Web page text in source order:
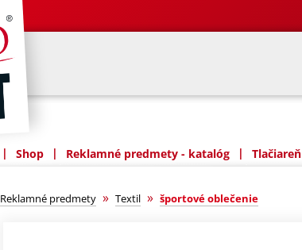
| Shop | Reklamné predmety - katalóg | Tlačiareň
Reklamné predmety » Textil » športové oblečenie